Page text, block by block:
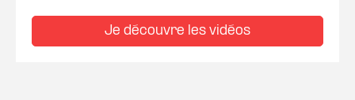
Je découvre les vidéos